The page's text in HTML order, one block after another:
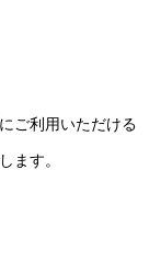
ご利用いただける
ます。